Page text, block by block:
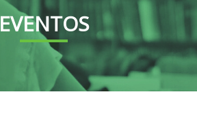
EVENTOS